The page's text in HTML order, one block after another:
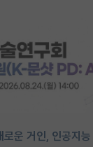
로운 거인, 인공지